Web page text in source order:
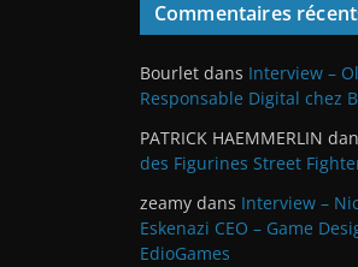
Commentaires
Bourlet dans Interview –
Responsable Digital chez
PATRICK HAEMMERLIN
des Figurines Street
zeamy dans Interview –
Eskenazi CEO – Game
EdioGames